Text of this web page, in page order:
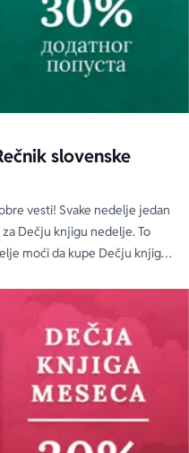
slovenske
vesti! Svake nedelje jedan
Dečju knjigu nedelje. To
moći da kupe Dečju knjigu
od 30%.